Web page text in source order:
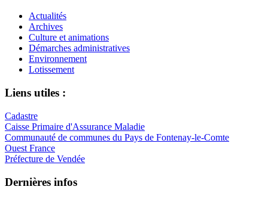
Actualités
Archives
Culture et animations
Démarches administratives
Environnement
Lotissement
Liens utiles :
Cadastre
Caisse Primaire d'Assurance Maladie
Communauté de communes du Pays de Fontenay-le-Comte
Ouest France
Préfecture de Vendée
Dernières infos